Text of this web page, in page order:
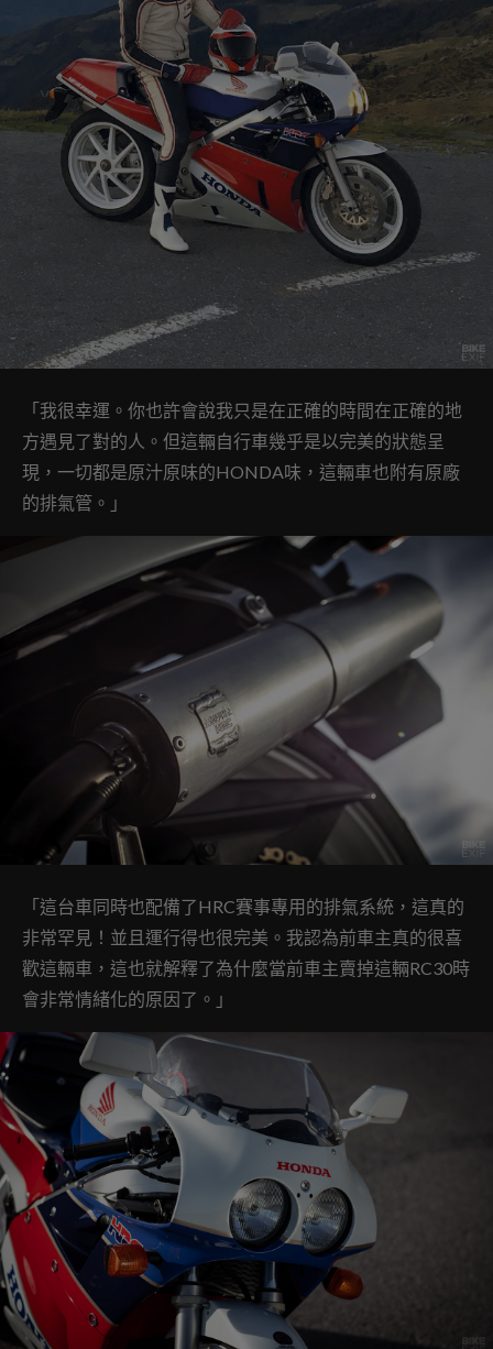
「我很幸運。你也許會說我只是在正確的時間在正確的地
方遇見了對的人。但這輛自行車幾乎是以完美的狀態呈
現，一切都是原汁原味的HONDA味，這輛車也附有原廠
的排氣管。」
「這台車同時也配備了HRC賽事專用的排氣系統，這真的
非常罕見！並且 運行得也很完美。 我認為前車主真的很喜
歡這輛車，這也就解釋了為什麼當前車主賣掉這輛RC30時
會非常情緒化的原因了。」